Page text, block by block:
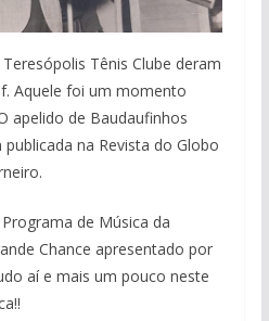
Tênis Clube deram
Aquele foi um momento
apelido de Baudaufinhos
na Revista do Globo
de Música da
Chance apresentado por
aí e mais um pouco neste